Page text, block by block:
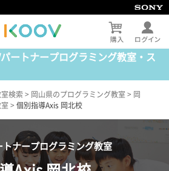
ートナープログラミング教室・ス
検索 > 岡山県のプログラミング教室 > 岡
> 個別指導Axis 岡北校
トナープログラミング教室